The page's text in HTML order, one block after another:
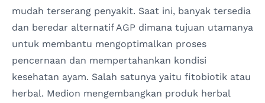
mudah terserang penyakit. Saat ini, banyak tersedia
dan beredar alternatif AGP dimana tujuan utamanya
untuk membantu mengoptimalkan proses
pencernaan dan mempertahankan kondisi
kesehatan ayam. Salah satunya yaitu fitobiotik atau
herbal. Medion mengembangkan produk herbal